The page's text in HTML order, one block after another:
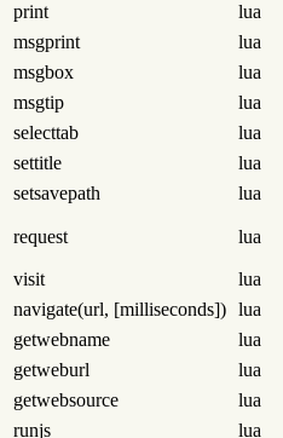
print
lua
msgprint
lua
msgbox
lua
msgtip
lua
selecttab
lua
settitle
lua
setsavepath
lua
request lua
visit
lua
navigate(url, [milliseconds]) lua
getwebname
lua
getweburl
lua
getwebsource
lua
runjs
lua